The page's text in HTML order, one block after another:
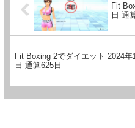
Fit
日 通
Fit Boxing 2でダイエット 2024年
日 通算625日